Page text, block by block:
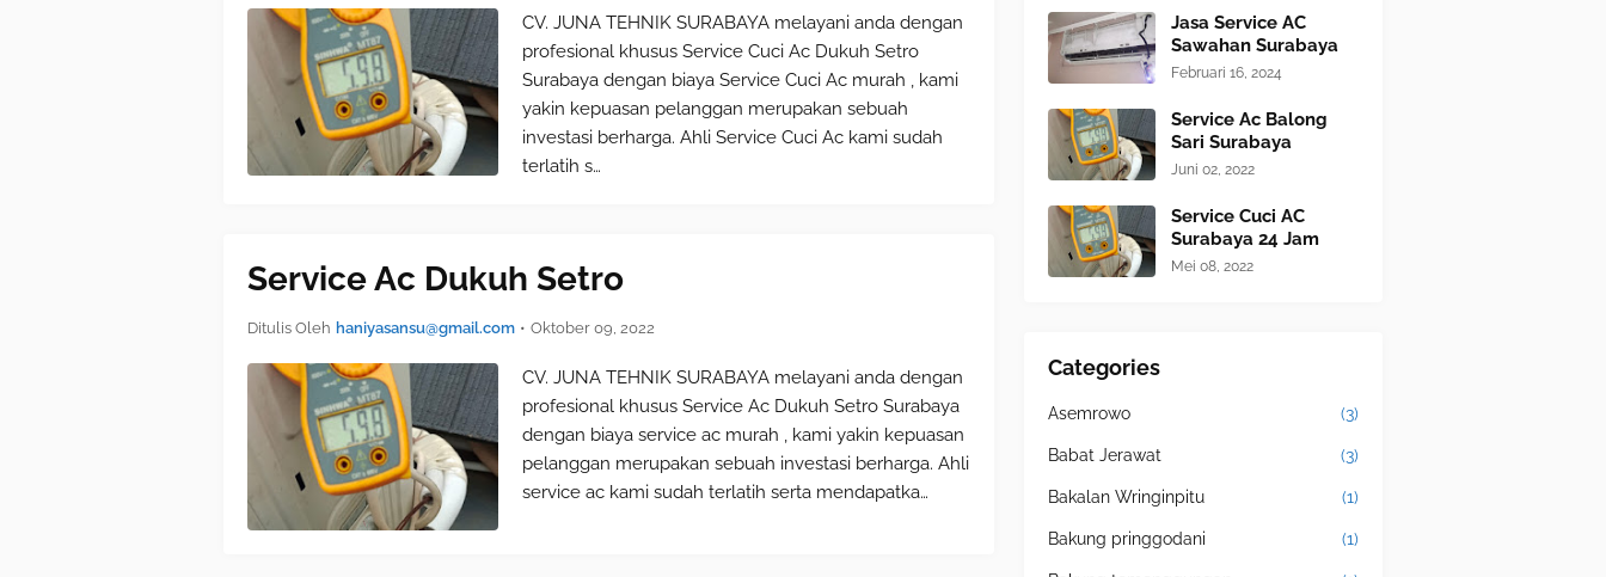
CV. JUNA TEHNIK SURABAYA melayani anda dengan
profesional khusus Service Cuci Ac Dukuh Setro
Surabaya dengan biaya Service Cuci Ac murah , kami
yakin kepuasan pelanggan merupakan sebuah
investasi berharga. Ahli Service Cuci Ac kami sudah
terlatih s…
Service Ac Dukuh Setro
Ditulis Oleh haniyasansu@gmail.com • Oktober 09, 2022
CV. JUNA TEHNIK SURABAYA melayani anda dengan
profesional khusus Service Ac Dukuh Setro Surabaya
dengan biaya service ac murah , kami yakin kepuasan
pelanggan merupakan sebuah investasi berharga. Ahli
service ac kami sudah terlatih serta mendapatka…
Jasa Service AC
Sawahan Surabaya
Februari 16, 2024
Service Ac Balong
Sari Surabaya
Juni 02, 2022
Service Cuci AC
Surabaya 24 Jam
Mei 08, 2022
Categories
Asemrowo (3)
Babat Jerawat (3)
Bakalan Wringinpitu (1)
Bakung pringgodani (1)